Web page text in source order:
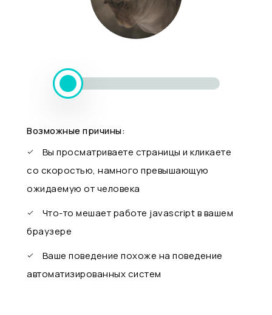
Возможные причины:
Вы просматриваете страницы и кликаете
со скоростью, намного превышающую
ожидаемую от человека
Что-то мешает работе javascript в вашем
браузере
Ваше поведение похоже на поведение
автоматизированных систем